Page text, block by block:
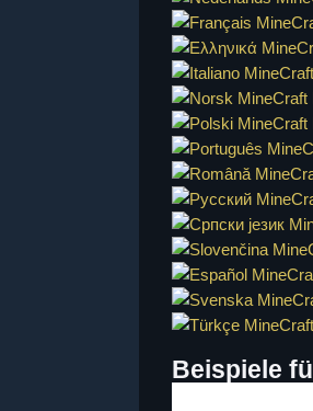
MineCraft
MineCraft
Beispiele